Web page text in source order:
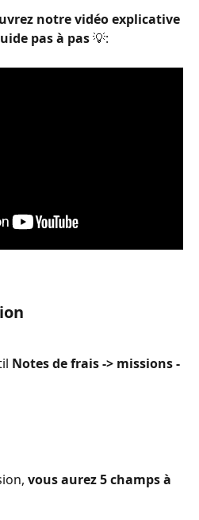
notre vidéo explicative
pas à pas 💡:
Notes de frais -> missions -
vous aurez 5 champs à